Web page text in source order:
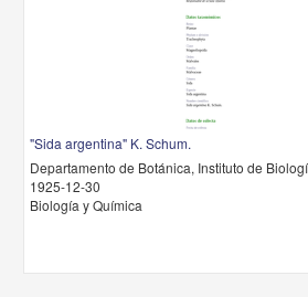
"Sida argentina" K. Schum.
Departamento de Botánica, Instituto de
1925-12-30
Biología y Química